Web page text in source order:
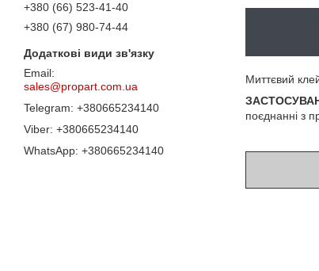
+380 (66) 523-41-40
+380 (67) 980-74-44
sales@propart.com.ua
+380665234140
+380665234140
+380665234140
Миттєвий
поєднанні з